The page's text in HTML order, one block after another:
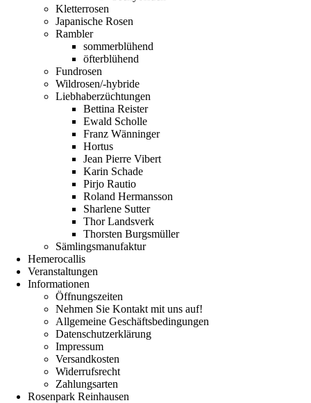
Kletterrosen
Japanische Rosen
Rambler
sommerblühend
öfterblühend
Fundrosen
Wildrosen/-hybride
Liebhaberzüchtungen
Bettina Reister
Ewald Scholle
Franz Wänninger
Hortus
Jean Pierre Vibert
Karin Schade
Pirjo Rautio
Roland Hermansson
Sharlene Sutter
Thor Landsverk
Thorsten Burgsmüller
Sämlingsmanufaktur
Hemerocallis
Veranstaltungen
Informationen
Öffnungszeiten
Nehmen Sie Kontakt mit uns auf!
Allgemeine Geschäftsbedingungen
Datenschutzerklärung
Impressum
Versandkosten
Widerrufsrecht
Zahlungsarten
Rosenpark Reinhausen